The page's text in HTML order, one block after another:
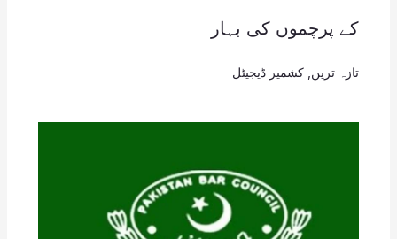
کے پرچموں کی بہار
تازہ ترین کشمیر ڈیجیٹل